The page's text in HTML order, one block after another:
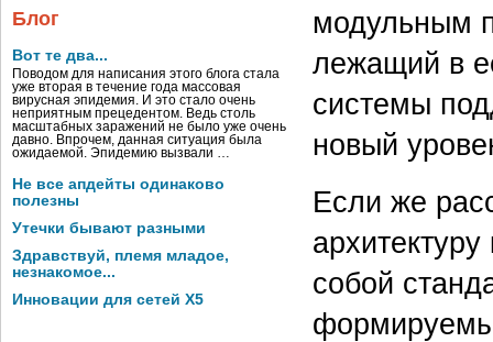
Блог
Вот те два...
Поводом для написания этого блога стала
уже вторая в течение года массовая
вирусная эпидемия. И это стало очень
неприятным прецедентом. Ведь столь
масштабных заражений не было уже очень
давно. Впрочем, данная ситуация была
ожидаемой. Эпидемию вызвали …
Не все апдейты одинаково
полезны
Утечки бывают разными
Здравствуй, племя младое,
незнакомое...
Инновации для сетей X5
модульным
лежащий в
системы
новый
Если же
собой